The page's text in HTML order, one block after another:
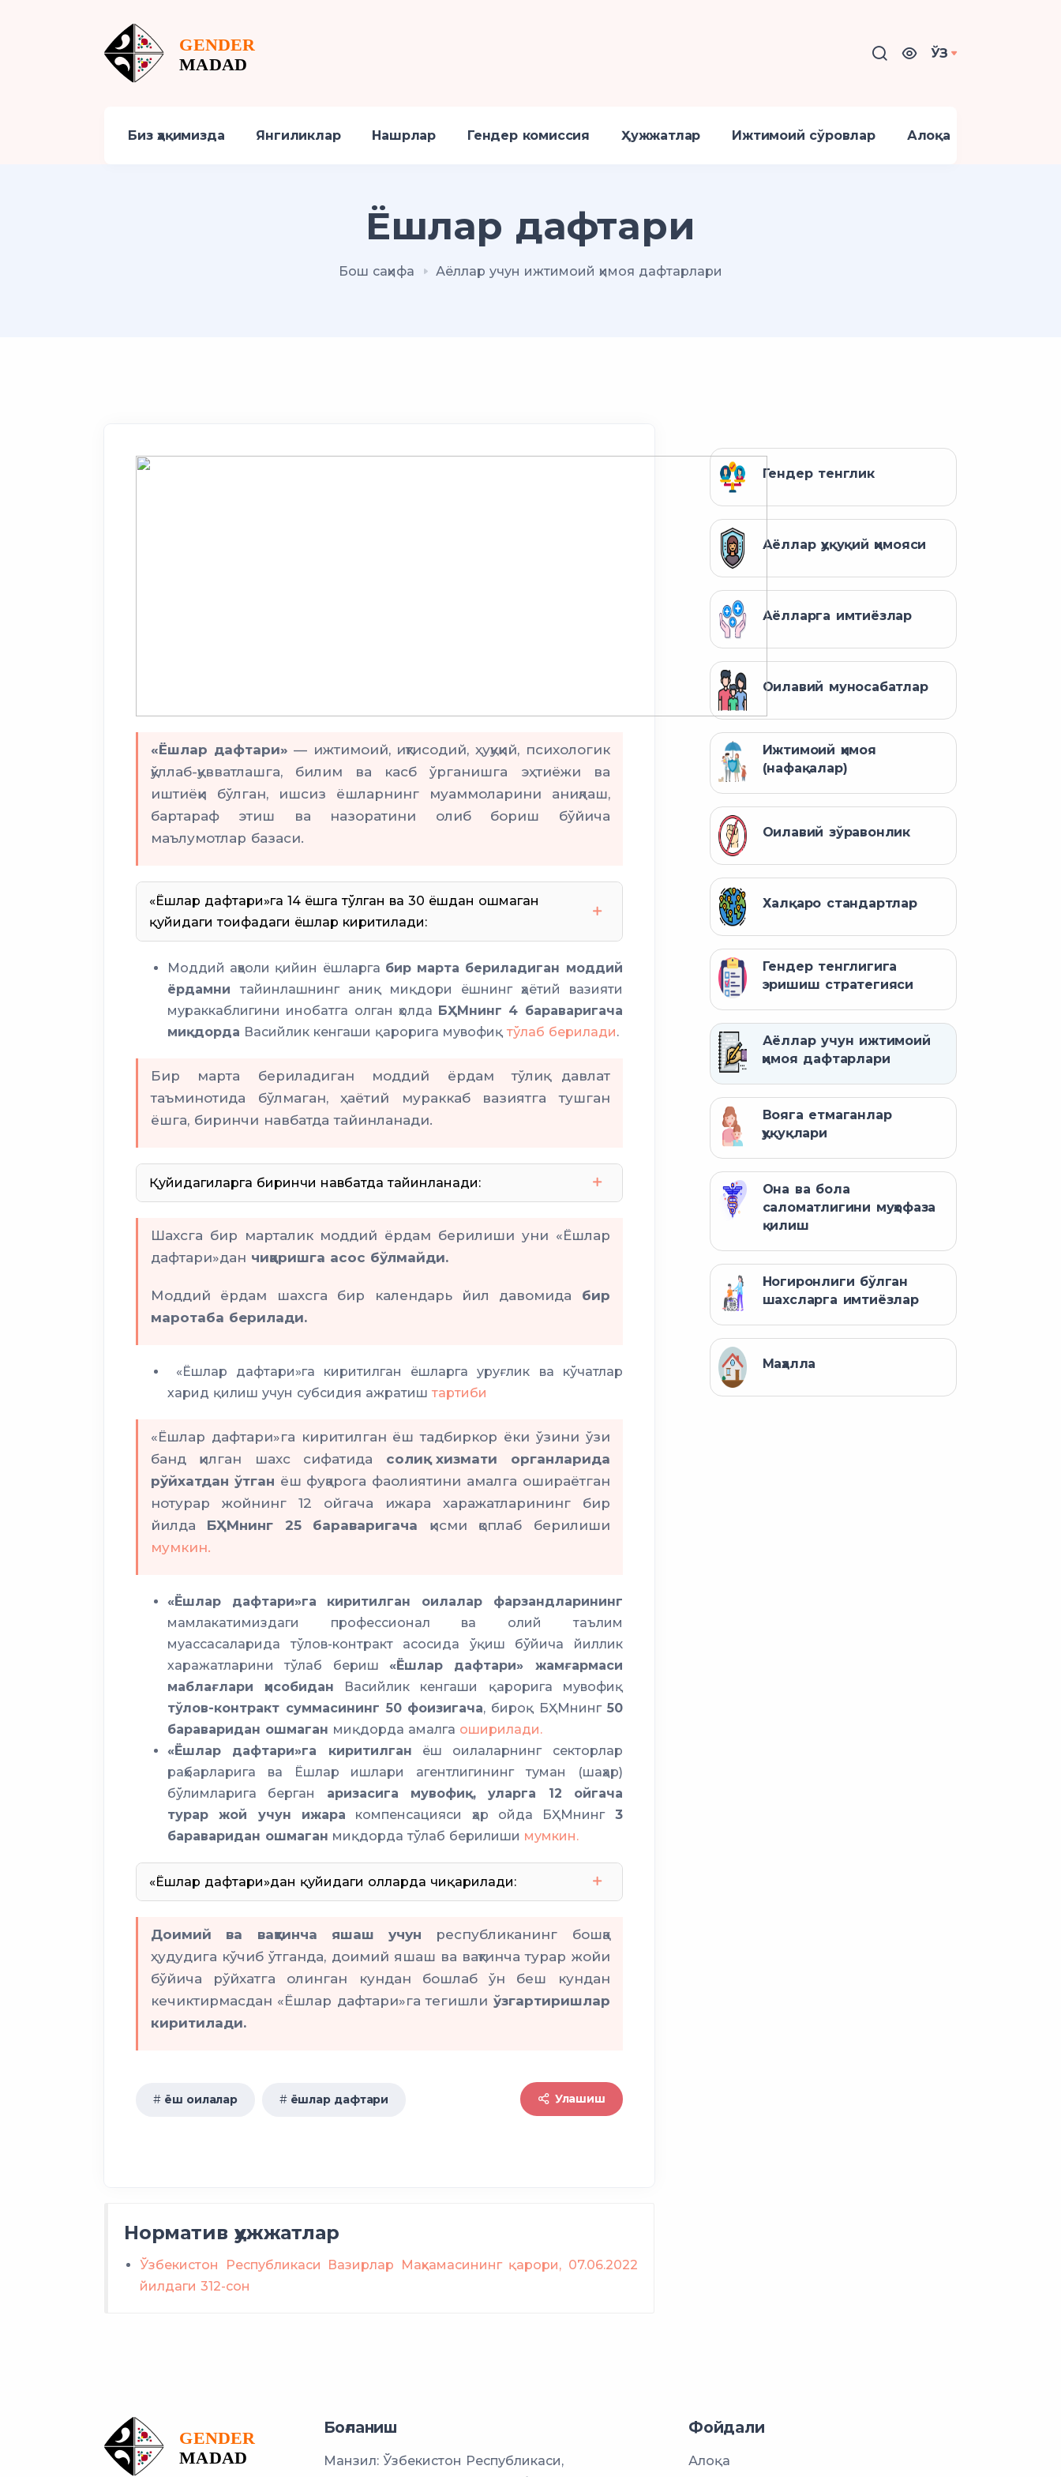
ЎЗ
Биз ҳақимизда Янгиликлар Нашрлар Гендер комиссия Ҳужжатлар Ижтимоий сўровлар Алоқа
Ёшлар дафтари
Бош саҳифа Аёллар учун ижтимоий ҳимоя дафтарлари
«Ёшлар дафтари» — ижтимоий, иқтисодий, ҳуқуқий, психологик
қўллаб-қувватлашга, билим ва касб ўрганишга эҳтиёжи ва
иштиёқи бўлган, ишсиз ёшларнинг муаммоларини аниқлаш,
бартараф этиш ва назоратини олиб бориш бўйича
маълумотлар базаси.
«Ёшлар дафтари»га 14 ёшга тўлган ва 30 ёшдан ошмаган
қуйидаги тоифадаги ёшлар киритилади:
Ижтимоий ҳимоя ягона реестри
боқувчисини йўқотган
I ёки II гуруҳ ногиронлиги
ногиронлиги
3 йилдан
деҳқончилик
Моддий аҳволи қийин ёшларга бир марта бериладиган моддий
ёрдамни тайинлашнинг аниқ миқдори ёшнинг ҳаётий вазияти
мураккаблигини инобатга олган ҳолда БҲМнинг 4 бараваригача
миқдорда Васийлик кенгаши қарорига мувофиқ тўлаб берилади.
Бир марта бериладиган моддий ёрдам тўлиқ давлат
таъминотида бўлмаган, ҳаётий мураккаб вазиятга тушган
ёшга, биринчи навбатда тайинланади.
Қуйидагиларга биринчи навбатда тайинланади:
парваришига муҳтож
ногирон бола бўлган
бўлган
вазиятлар
Шахсга бир марталик моддий ёрдам берилиши уни «Ёшлар
дафтари»дан чиқаришга асос бўлмайди.
Моддий ёрдам шахсга бир календарь йил давомида бир
маротаба берилади.
«Ёшлар дафтари»га киритилган ёшларга уруғлик ва кўчатлар
харид қилиш учун субсидия ажратиш тартиби
«Ёшлар дафтари»га киритилган ёш тадбиркор ёки ўзини ўзи
банд қилган шахс сифатида солиқ хизмати органларида
рўйхатдан ўтган ёш фуқарога фаолиятини амалга ошираётган
нотурар жойнинг 12 ойгача ижара харажатларининг бир
йилда БҲМнинг 25 бараваригача қисми қоплаб берилиши
мумкин.
«Ёшлар дафтари»га киритилган оилалар фарзандларининг
мамлакатимиздаги профессионал ва олий таълим
муассасаларида тўлов-контракт асосида ўқиш бўйича йиллик
харажатларини тўлаб бериш «Ёшлар дафтари» жамғармаси
маблағлари ҳисобидан Васийлик кенгаши қарорига мувофиқ
тўлов-контракт суммасининг 50 фоизигача, бироқ БҲМнинг 50
бараваридан ошмаган миқдорда амалга оширилади.
«Ёшлар дафтари»га киритилган ёш оилаларнинг секторлар
раҳбарларига ва Ёшлар ишлари агентлигининг туман (шаҳар)
бўлимларига берган
аризасига мувофиқ, уларга 12 ойгача
турар жой учун ижара компенсацияси ҳар ойда БҲМнинг 3
бараваридан ошмаган миқдорда тўлаб берилиши мумкин.
«Ёшлар дафтари»дан қуйидаги ҳолларда чиқарилади:
тўлаб берилганда;
ҳукми
қонуний кучга
Доимий ва вақтинча яшаш учун республиканинг бошқа
ҳудудига кўчиб ўтганда, доимий яшаш ва вақтинча турар жойи
бўйича рўйхатга олинган кундан бошлаб ўн беш кундан
кечиктирмасдан «Ёшлар дафтари»га тегишли ўзгартиришлар
киритилади.
ёш оилалар ёшлар дафтари Улашиш
Норматив ҳужжатлар
Ўзбекистон Республикаси Вазирлар Маҳкамасининг қарори, 07.06.2022
йилдаги 312-сон
Гендер тенглик
Аёллар ҳуқуқий ҳимояси
Аёлларга имтиёзлар
Оилавий муносабатлар
Ижтимоий ҳимоя
(нафақалар)
Оилавий зўравонлик
Халқаро стандартлар
Гендер тенглигига
эришиш стратегияси
Аёллар учун ижтимоий
ҳимоя дафтарлари
Вояга етмаганлар
ҳуқуқлари
Она ва бола
саломатлигини муҳофаза
қилиш
Ногиронлиги бўлган
шахсларга имтиёзлар
Маҳалла
Боғланиш
Манзил: Ўзбекистон Республикаси,
Фойдали
Алоқа